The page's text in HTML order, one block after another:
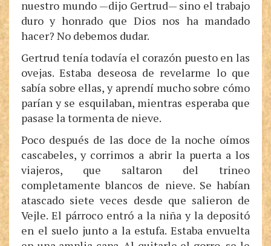
nuestro mundo —dijo Gertrud— sino el trabajo
duro y honrado que Dios nos ha mandado
hacer? No debemos dudar.
Gertrud tenía todavía el corazón puesto en las
ovejas. Estaba deseosa de revelarme lo que
sabía sobre ellas, y aprendí mucho sobre cómo
parían y se esquilaban, mientras esperaba que
pasase la tormenta de nieve.
Poco después de las doce de la noche oímos
cascabeles, y corrimos a abrir la puerta a los
viajeros, que saltaron del trineo
completamente blancos de nieve. Se habían
atascado siete veces desde que salieron de
Vejle. El párroco entró a la niña y la depositó
en el suelo junto a la estufa. Estaba envuelta